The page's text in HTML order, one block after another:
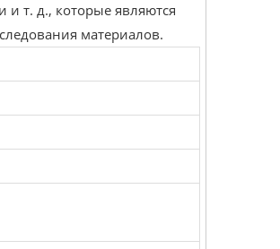
и т. д., которые являются
материалов.